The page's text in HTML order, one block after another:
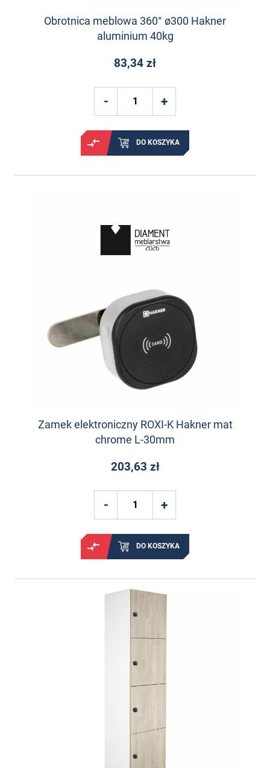
Obrotnica meblowa 360° ø300 Hakner
aluminium 40kg
83,34 zł
DO KOSZYKA
Zamek elektroniczny ROXI-K Hakner mat
chrome L-30mm
203,63 zł
DO KOSZYKA